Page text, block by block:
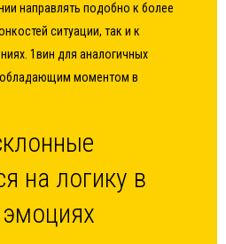
направлять подобно к более
ситуации, так и к
1вин для аналогичных
моментом в
на логику в